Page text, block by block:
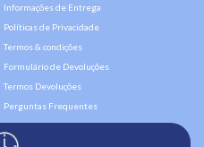
Informações de Entrega
Políticas de Privacidade
Termos & condições
Formulário de Devoluções
Termos Devoluções
Perguntas Frequentes